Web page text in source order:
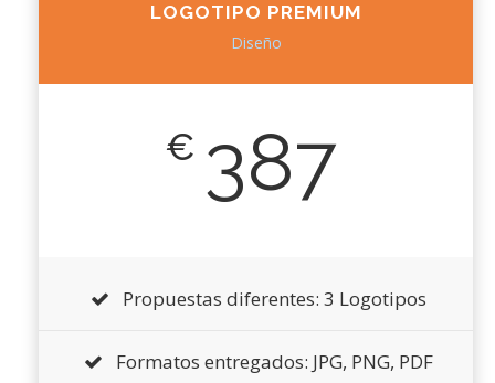
LOGOTIPO PREMIUM
Diseño
€ 387
Propuestas diferentes: 3 Logotipos
Formatos entregados: JPG, PNG, PDF